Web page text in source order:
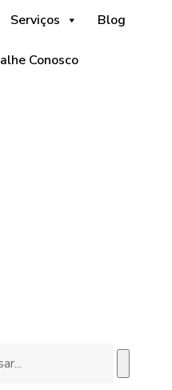
Serviços Blog
Conosco